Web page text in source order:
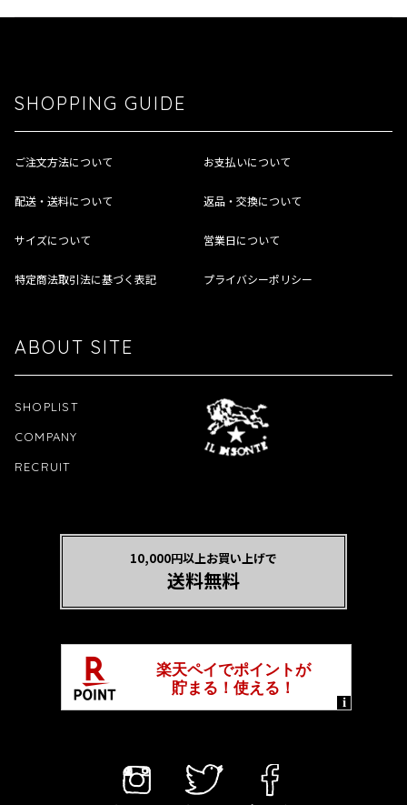
SHOPPING GUIDE
ご注文方法について お支払いについて
配送・送料について 返品・交換について
サイズについて 営業日について
特定商法取引法に基づく表記 プライバシーポリシー
ABOUT SITE
SHOPLIST
COMPANY
RECRUIT
10,000円以上お買い上げで
送料無料